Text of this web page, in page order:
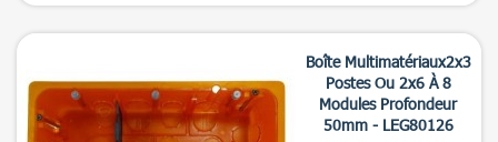

Boîte Multimatériaux2x3
Postes Ou 2x6 À 8
Modules Profondeur
50mm - LEG80126